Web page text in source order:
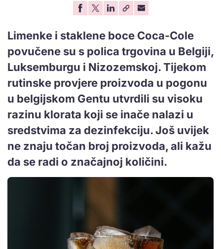
Limenke i staklene boce Coca-Cole
povučene su s polica trgovina u Belgiji,
Luksemburgu i Nizozemskoj. Tijekom
rutinske provjere proizvoda u pogonu
u belgijskom Gentu utvrdili su visoku
razinu klorata koji se inače nalazi u
sredstvima za dezinfekciju. Još uvijek
ne znaju točan broj proizvoda, ali kažu
da se radi o značajnoj količini.